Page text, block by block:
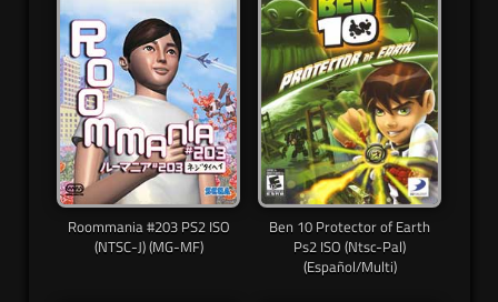
Roommania #203 PS2 ISO
(NTSC-J) (MG-MF)
Ben 10 Protector of Earth
Ps2 ISO (Ntsc-Pal)
(Español/Multi)